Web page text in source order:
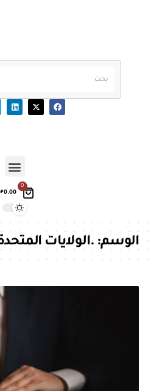
0
EGP0.00
الوسم:.الولايات المتحدة